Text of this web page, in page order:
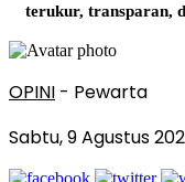
terukur, transparan,
OPINI - Pewarta
Sabtu, 9 Agustus